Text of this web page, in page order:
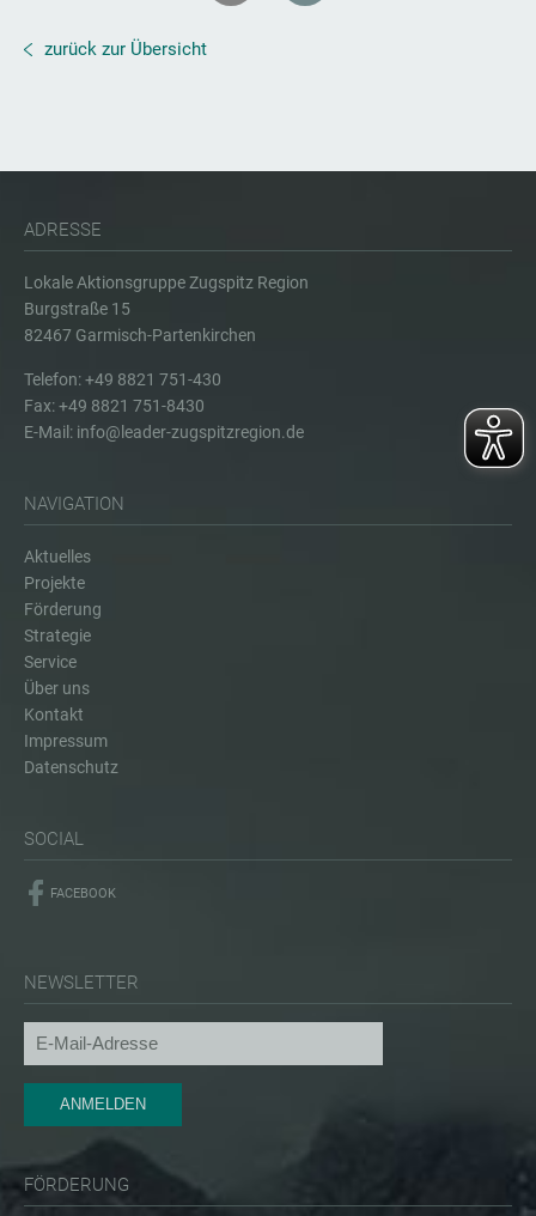
zurück zur Übersicht
ADRESSE
Lokale Aktionsgruppe Zugspitz Region
Burgstraße 15
82467 Garmisch-Partenkirchen
Telefon: +49 8821 751-430
Fax: +49 8821 751-8430
E-Mail: info@leader-zugspitzregion.de
NAVIGATION
Aktuelles
Projekte
Förderung
Strategie
Service
Über uns
Kontakt
Impressum
Datenschutz
SOCIAL
FACEBOOK
NEWSLETTER
FÖRDERUNG